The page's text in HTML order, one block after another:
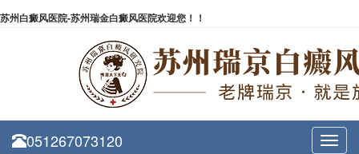
苏州白癜风医院-苏州瑞金白癜风医院欢迎您！！
051267073120